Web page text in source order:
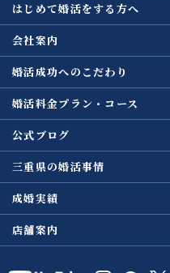
はじめて婚活をする方へ
会社案内
婚活成功へのこだわり
婚活料金プラン・コース
公式ブログ
三重県の婚活事情
成婚実績
店舗案内